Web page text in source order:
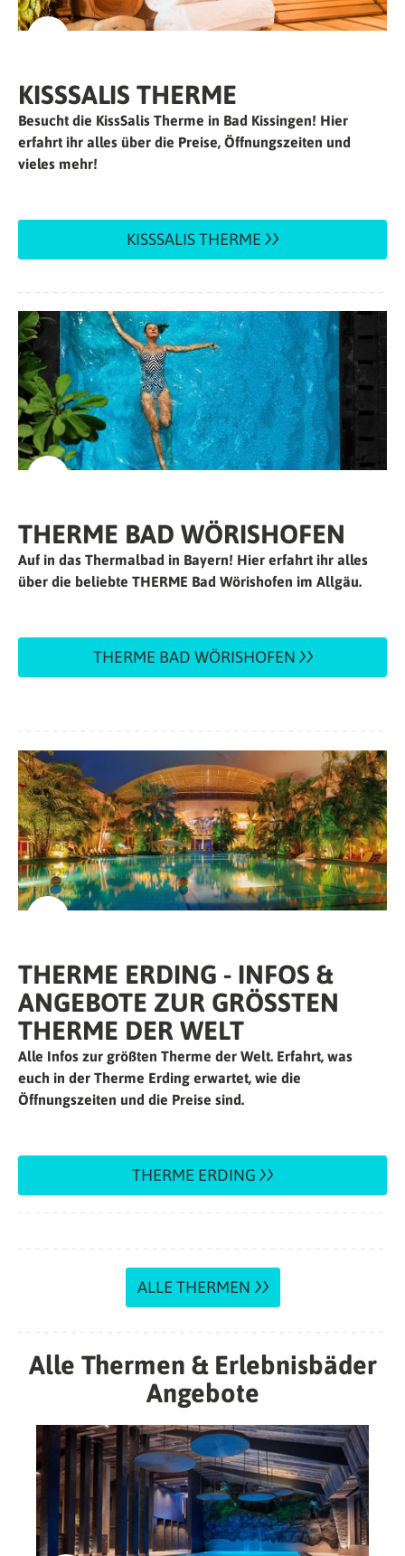
KISSSALIS THERME
Besucht die KissSalis Therme in Bad Kissingen! Hier
erfahrt ihr alles über die Preise, Öffnungszeiten und
vieles mehr!
KISSSALIS THERME
THERME BAD WÖRISHOFEN
Auf in das Thermalbad in Bayern! Hier erfahrt ihr alles
über die beliebte THERME Bad Wörishofen im Allgäu.
THERME BAD WÖRISHOFEN
THERME ERDING - INFOS &
ANGEBOTE ZUR GRÖSSTEN T
HERME DER WELT
Alle Infos zur größten Therme der Welt. Erfahrt, was
euch in der Therme Erding erwartet, wie die
Öffnungszeiten und die Preise sind.
THERME ERDING
ALLE THERMEN
Alle Thermen & Erlebnisbäder
Angebote